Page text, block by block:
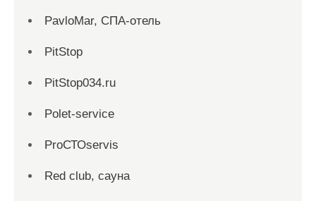
PavloMar, СПА-отель
PitStop
PitStop034.ru
Polet-service
ProСТОservis
Red сlub, сауна